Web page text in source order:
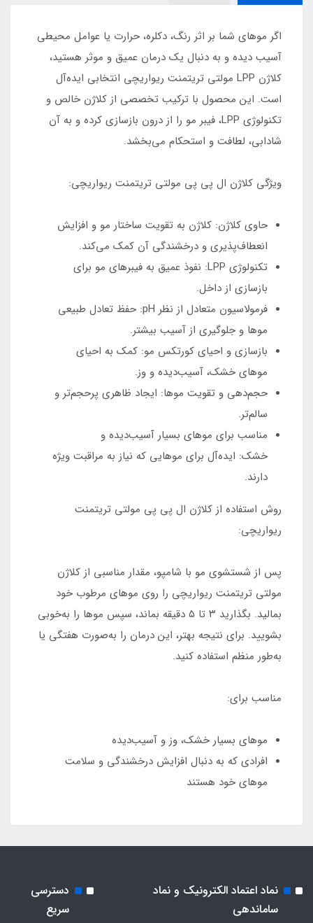
اگر موهای شما بر اثر رنگ، دکلره، حرارت یا عوامل محیطی
آسیب دیده و به دنبال یک درمان عمیق و موثر هستید،
کلاژن LPP مولتی تریتمنت ریواریچی انتخابی ایده‌آل
است. این محصول با ترکیب تخصصی از کلاژن خالص و
تکنولوژی LPP، فیبر مو را از درون بازسازی کرده و به آن
شادابی، لطافت و استحکام می‌بخشد.
ویژگی‌ کلاژن ال پی پی مولتی تریتمنت ریواریچی:
حاوی کلاژن: کلاژن به تقویت ساختار مو و افزایش
انعطاف‌پذیری و درخشندگی آن کمک می‌کند.
تکنولوژی LPP: نفوذ عمیق به فیبرهای مو برای
بازسازی از داخل.
فرمولاسیون متعادل از نظر pH: حفظ تعادل طبیعی
موها و جلوگیری از آسیب بیشتر.
بازسازی و احیای کورتکس مو: کمک به احیای
موهای خشک، آسیب‌دیده و وز.
حجم‌دهی و تقویت موها: ایجاد ظاهری پرحجم‌تر و
سالم‌تر.
مناسب برای موهای بسیار آسیب‌دیده و
خشک: ایده‌آل برای موهایی که نیاز به مراقبت ویژه
دارند.
روش استفاده از کلاژن ال پی پی مولتی تریتمنت
ریواریچی:
پس از شستشوی مو با شامپو، مقدار مناسبی از کلاژن
مولتی تریتمنت ریواریچی را روی موهای مرطوب خود
بمالید. بگذارید ۳ تا ۵ دقیقه بماند، سپس موها را به‌خوبی
بشویید. برای نتیجه بهتر، این درمان را به‌صورت هفتگی یا
به‌طور منظم استفاده کنید.
مناسب برای:
موهای بسیار خشک، وز و آسیب‌دیده
افرادی که به دنبال افزایش درخشندگی و سلامت
موهای خود هستند
نماد اعتماد الکترونیک و نماد
ساماندهی
دسترسی
سریع